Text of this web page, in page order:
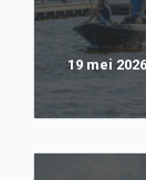
19 mei 2026